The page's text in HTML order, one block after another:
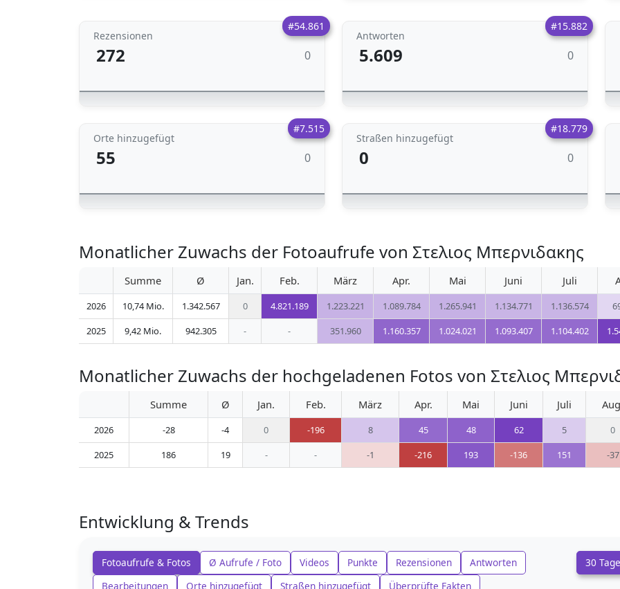
#54.861
Rezensionen
272 0
#15.882
Antworten
5.609 0
#7.515
Orte hinzugefügt
55 0
#18.779
Straßen hinzugefügt
0 0
Monatlicher Zuwachs der Fotoaufrufe von Στελιος Μπερνιδακης
Summe Ø Jan. Feb. März Apr. Mai Juni Juli
2026 10,74 Mio. 1.342.567 0 4.821.189 1.223.221 1.089.784 1.265.941 1.134.771 1.136.574
2025
9,42 Mio. 942.305 - - 351.960 1.160.357 1.024.021 1.093.407 1.104.402
Monatlicher Zuwachs der hochgeladenen Fotos von Στελιος
Summe Ø Jan. Feb. März Apr. Mai Juni Juli
2026 -28 -4 0 -196 8 45 48 62 5
0
2025
186 19 - - -1 -216 193 -136 151 -37
Entwicklung & Trends
Fotoaufrufe & Fotos Ø Aufrufe / Foto Videos Punkte Rezensionen
Antworten
Bearbeitungen
Orte hinzugefügt Straßen hinzugefügt Überprüfte Fakten
30